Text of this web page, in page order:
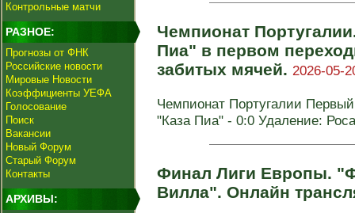
Контрольные матчи
РАЗНОЕ:
Прогнозы от ФНК
Российские новости
Мировые Новости
Коэффициенты УЕФА
Голосование
Поиск
Вакансии
Новый Форум
Старый Форум
Контакты
АРХИВЫ:
Чемпионат
Пиа" в первом
забитых мячей. 2026-05-
Чемпионат Португалии
"Каза Пиа" - 0:0 Удаление:
Финал Лиги Европы.
Вилла". Онлайн